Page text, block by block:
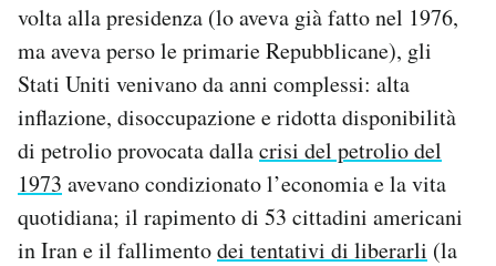
volta alla presidenza (lo aveva già fatto nel 1976,
ma aveva perso le primarie Repubblicane), gli
Stati Uniti venivano da anni complessi: alta
inflazione, disoccupazione e ridotta disponibilità
di petrolio provocata dallacrisi del petrolio del
1973 avevano condizionato l’economia e la vita
quotidiana; il rapimento di 53 cittadini americani
in Iran e il fallimentodei tentativi di liberarli (la